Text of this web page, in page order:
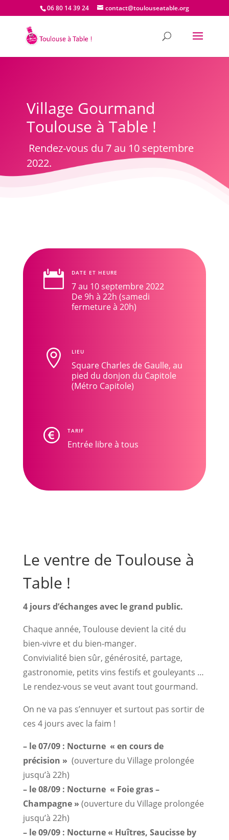
06 80 14 39 24 contact@toulouseatable.org
Village Gourmand
Toulouse à Table !
Rendez-vous du 7 au 10 septembre
2022.
 DATE ET HEURE
7 au 10 septembre 2022
De 9h à 22h (samedi
fermeture à 20h)
 LIEU
Square Charles de Gaulle, au
pied du donjon du Capitole
(Métro Capitole)
TARIF
Entrée libre à tous
Le ventre de Toulouse à
Table !
4 jours d’échanges avec le grand public.
Chaque année, Toulouse devient la cité du
bien-vivre et du bien-manger.
Convivialité bien sûr, générosité, partage,
gastronomie, petits vins festifs et gouleyants …
Le rendez-vous se veut avant tout gourmand.
On ne va pas s’ennuyer et surtout pas sortir de
ces 4 jours avec la faim !
– le 07/09 : Nocturne « en cours de
précision » (ouverture du Village prolongée
jusqu’à 22h)
– le 08/09 : Nocturne « Foie gras –
Champagne » (ouverture du Village prolongée
jusqu’à 22h)
– le 09/09 : Nocturne « Huîtres, Saucisse by